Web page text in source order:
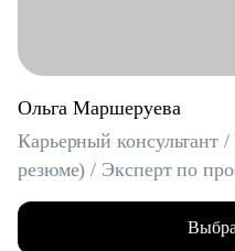
Ольга Маршеруева
Карьерный консультант
резюме) / Эксперт по